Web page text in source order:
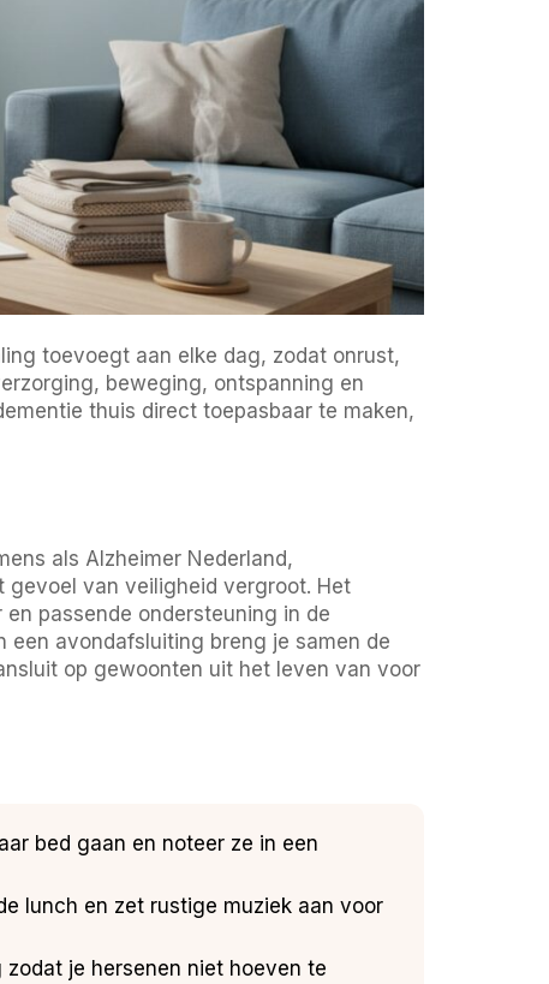
toevoegt aan elke dag, zodat onrust,
beweging, ontspanning en
thuis direct toepasbaar te maken,
als Alzheimer Nederland,
gevoel van veiligheid vergroot. Het
passende ondersteuning in de
avondafsluiting breng je samen de
op gewoonten uit het leven van voor
bed gaan en noteer ze in een
lunch en zet rustige muziek aan voor
je hersenen niet hoeven te